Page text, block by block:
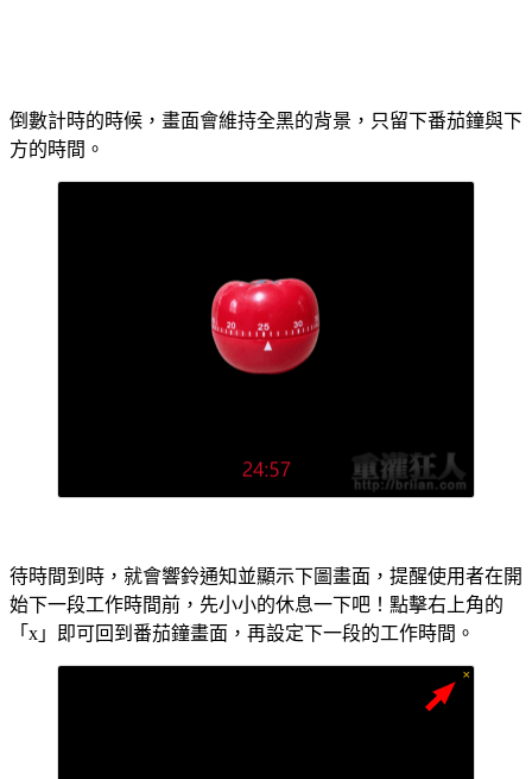
倒數計時的時候，畫面會維持全黑的背景，只留下番茄鐘與下
方的時間。
待時間到時，就會響鈴通知並顯示下圖畫面，提醒使用者在開
始下一段工作時間前，先小小的休息一下吧！點擊右上角的
「x」即可回到番茄鐘畫面，再設定下一段的工作時間。